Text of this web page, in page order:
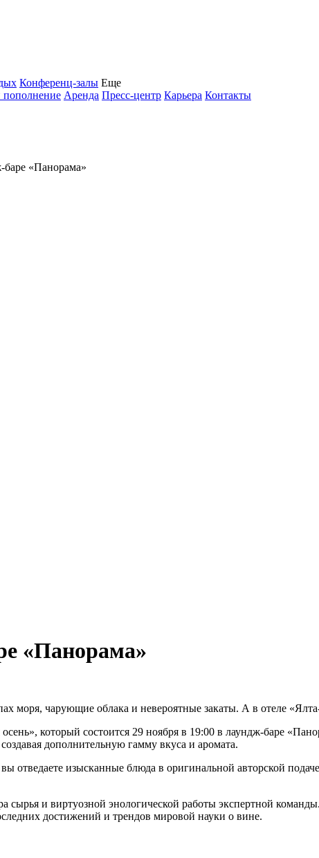
Конференц-залы Еще
пополнение Аренда Пресс-центр Карьера Контакты
«Панорама»
«Панорама»
моря, чарующие облака и невероятные закаты. А в отеле
который состоится 29 ноября в 19:00 в лаундж-баре
дополнительную гамму вкуса и аромата.
отведаете изысканные блюда в оригинальной авторской
сырья и виртуозной энологической работы экспертной
достижений и трендов мировой науки о вине.